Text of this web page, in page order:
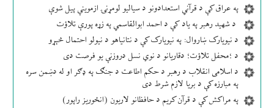
په عراق کې د قرآني استعدادونو د سیالیو لومړنۍ ازموینې پیل شوې
د شهید رهبر په یاد کې د احمد ابوالقاسمي په زړه پورې تلاؤت
د نیویارک ښاروال: په نیویارک کې د نتانیاهو د نیولو احتمال څېړو
د ؛محفل تلاؤت؛ دقاریانو د نوي نسل دروزنې یو فرصت دی
د اسلامی انقلاب د رهبر د حکم اطاعت د جنګ په ډګر او له دښمن سره
په مبارزه کې د بریا لازم شرط دی
په مراکش کې د قرآن کریم د حافظانو لاریون (انځوریز راپور)